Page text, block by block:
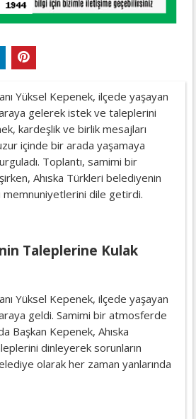
Yüksel Kepenek, ilçede yaşayan
gelerek istek ve taleplerini
kardeşlik ve birlik mesajları
içinde bir arada yaşamaya
Toplantı, samimi bir
Ahıska Türkleri belediyenin
memnuniyetlerini dile getirdi.
Taleplerine Kulak
Yüksel Kepenek, ilçede yaşayan
geldi. Samimi bir atmosferde
Başkan Kepenek, Ahıska
dinleyerek sorunların
olarak her zaman yanlarında